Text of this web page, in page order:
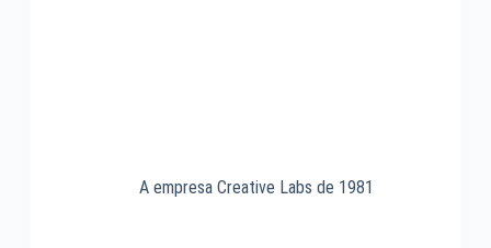
A empresa Creative Labs de 1981